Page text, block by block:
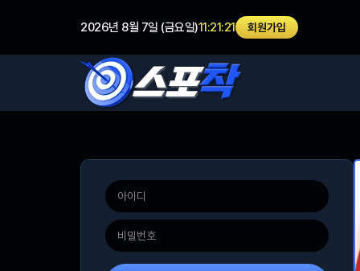
2026년 8월 7일 (금요일)11:21:21 회원가입